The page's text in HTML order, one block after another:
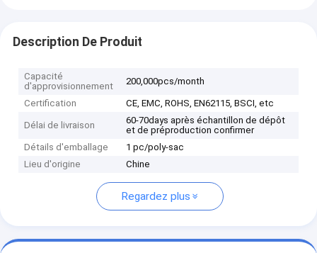
Description De Produit
Capacité
d'approvisionnement
200,000pcs/month
Certification CE, EMC, ROHS, EN62115, BSCI, etc
Délai de livraison
60-70days après échantillon de dépôt
et de préproduction confirmer
Détails d'emballage
1 pc/poly-sac
Lieu d'origine
Chine
Regardez plus